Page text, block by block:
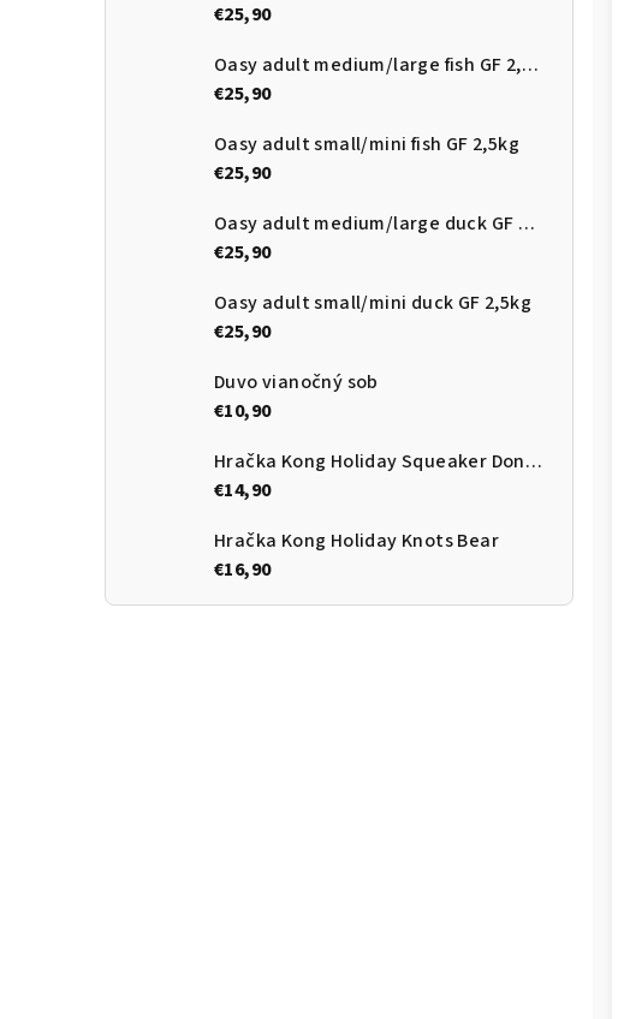
€25,90
Oasy adult medium/large fish GF 2,5kg
€25,90
Oasy adult small/mini fish GF 2,5kg
€25,90
Oasy adult medium/large duck GF 2,5kg
€25,90
Oasy adult small/mini duck GF 2,5kg
€25,90
Duvo vianočný sob
€10,90
Hračka Kong Holiday Squeaker Donut
€14,90
Hračka Kong Holiday Knots Bear
€16,90